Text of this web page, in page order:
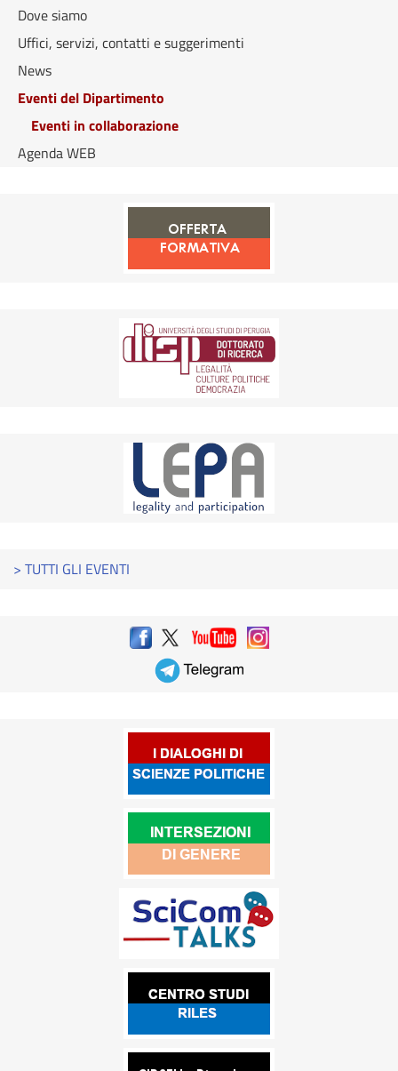
Dove siamo
Uffici, servizi, contatti e suggerimenti
News
Eventi del Dipartimento
Eventi in collaborazione
Agenda WEB
> TUTTI GLI EVENTI